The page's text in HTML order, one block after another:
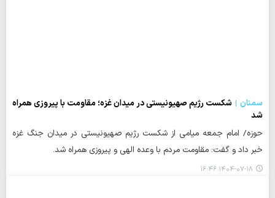
سمنان
شکست رژیم صهیونیستی در میدان غزه؛ مقاومت با پیروزی همراه
شد
حوزه/ امام جمعه میامی از شکست رژیم صهیونیستی در میدان جنگ غزه
خبر داد و گفت: مقاومت مردم با وعده الهی و پیروزی همراه شد.
۱۴۰۴-۰۷-۱۸ ۱۶:۴۶